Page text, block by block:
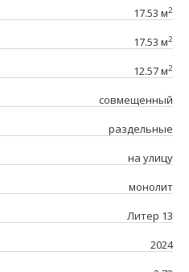
17.53 м2
17.53 м2
12.57 м2
совмещенный
раздельные
на улицу
монолит
Литер 13
2024